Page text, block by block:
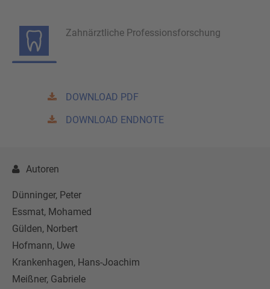
Zahnärztliche Professionsforschung
DOWNLOAD PDF
DOWNLOAD ENDNOTE
Autoren
Dünninger, Peter
Essmat, Mohamed
Gülden, Norbert
Hofmann, Uwe
Krankenhagen, Hans-Joachim
Meißner, Gabriele